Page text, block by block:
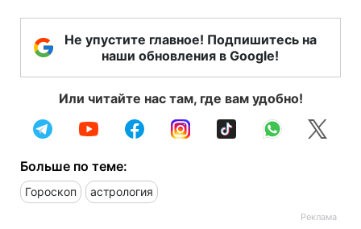
Не упустите главное! Подпишитесь на
наши обновления в Google!
Или читайте нас там, где вам удобно!
Больше по теме:
Гороскоп астрология